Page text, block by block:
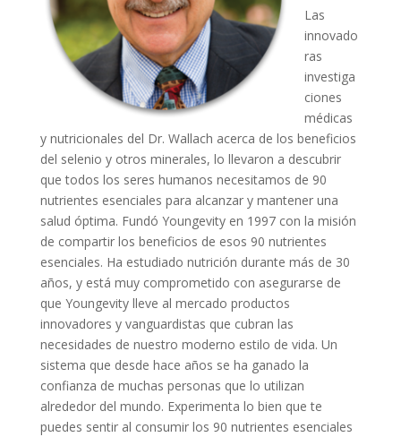
Las
innovado
ras
investiga
ciones
médicas
y nutricionales del Dr. Wallach acerca de los beneficios
del selenio y otros minerales, lo llevaron a descubrir
que todos los seres humanos necesitamos de 90
nutrientes esenciales para alcanzar y mantener una
salud óptima. Fundó Youngevity en 1997 con la misión
de compartir los beneficios de esos 90 nutrientes
esenciales. Ha estudiado nutrición durante más de 30
años, y está muy comprometido con asegurarse de
que Youngevity lleve al mercado productos
innovadores y vanguardistas que cubran las
necesidades de nuestro moderno estilo de vida. Un
sistema que desde hace años se ha ganado la
confianza de muchas personas que lo utilizan
alrededor del mundo. Experimenta lo bien que te
puedes sentir al consumir los 90 nutrientes esenciales